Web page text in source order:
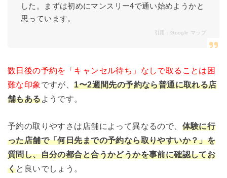
した。まずは初めにマンスリー4で通い始めようかと
思っています。
引用： Google マップ
数日後の予約を「キャンセル待ち」なしで取ることは困
難な印象 ですが、1〜2週間先の予約なら普通に取れる店
舗もあるようです。
予約の取りやすさは店舗によって異なるので、 体験に行
った店舗で「何日先までの予約なら取りやすいか？」を
質問し、自分の都合と合うかどうかを事前に確認してお
くと良いでしょう。